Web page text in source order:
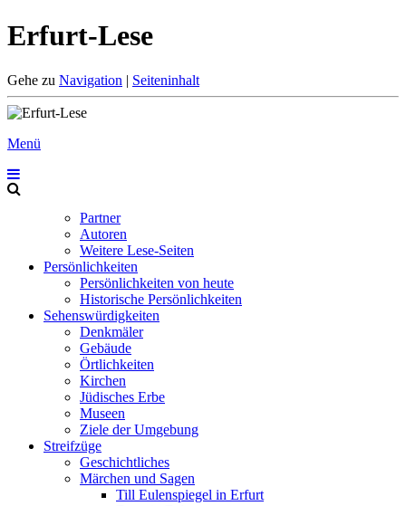
Erfurt-Lese
Gehe zu Navigation | Seiteninhalt
Menü
Partner
Autoren
Weitere Lese-Seiten
Persönlichkeiten
Persönlichkeiten von heute
Historische Persönlichkeiten
Sehenswürdigkeiten
Denkmäler
Gebäude
Örtlichkeiten
Kirchen
Jüdisches Erbe
Museen
Ziele der Umgebung
Streifzüge
Geschichtliches
Märchen und Sagen
Till Eulenspiegel in Erfurt